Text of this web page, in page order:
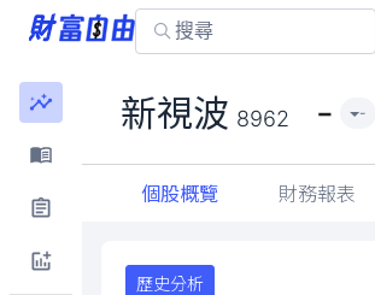
新視波 8962 - -
個股概覽 財務報表
歷史分析